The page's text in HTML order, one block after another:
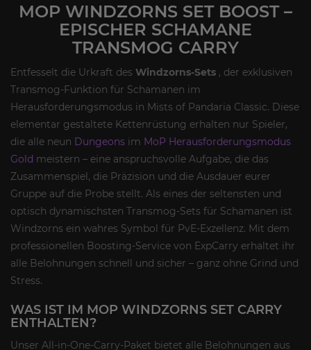
MOP WINDZORNS SET BOOST –
EPISCHER SCHAMANE
TRANSMOG CARRY
Entfesselt die Urkraft des Windzorns-Sets , der exklusiven
Transmog-Funktion für Schamanen im
Herausforderungsmodus in Mists of Pandaria Classic. Diese
elementar gestaltete Kettenrüstung erhalten nur Spieler,
die alle neun Dungeons im MoP Herausforderungsmodus
Gold meistern – eine anspruchsvolle Aufgabe, die das
Zusammenspiel, die Präzision und die Ausdauer eurer
Gruppe auf die Probe stellt. Als eines der seltensten und
optisch dynamischsten Transmog-Sets für Schamanen ist
Windzorns ein wahres Symbol für PvE-Exzellenz. Mit dem
professionellen Boosting-Service von ExpCarry erhaltet ihr
alle Belohnungen schnell und sicher – ganz ohne Grind und
Stress.
WAS IST IM MOP WINDZORNS SET CARRY
ENTHALTEN?
Unser All-in-One-Carry-Paket bietet alle Belohnungen aus